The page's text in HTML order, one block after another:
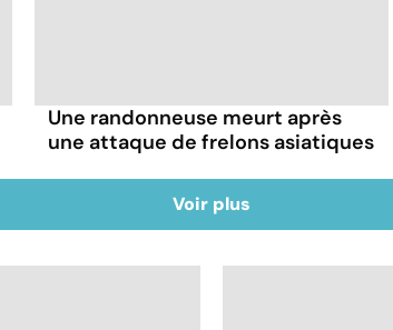
Une randonneuse meurt après
une attaque de frelons asiatiques
Voir plus